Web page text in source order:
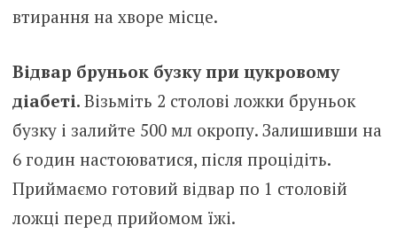
втирання на хворе місце.
Відвар бруньок бузку при цукровому
діабеті. Візьміть 2 столові ложки бруньок
бузку і залийте 500 мл окропу. Залишивши на
6 годин настоюватися, після процідіть.
Приймаємо готовий відвар по 1 столовій
ложці перед прийомом їжі.